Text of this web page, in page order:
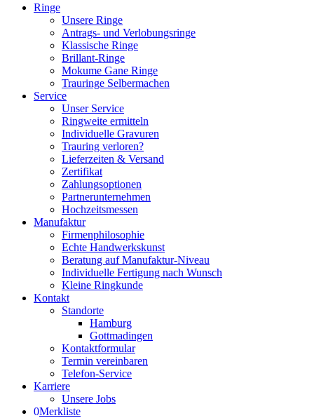
Ringe
Unsere Ringe
Antrags- und Verlobungsringe
Klassische Ringe
Brillant-Ringe
Mokume Gane Ringe
Trauringe Selbermachen
Service
Unser Service
Ringweite ermitteln
Individuelle Gravuren
Trauring verloren?
Lieferzeiten & Versand
Zertifikat
Zahlungsoptionen
Partnerunternehmen
Hochzeitsmessen
Manufaktur
Firmenphilosophie
Echte Handwerkskunst
Beratung auf Manufaktur-Niveau
Individuelle Fertigung nach Wunsch
Kleine Ringkunde
Kontakt
Standorte
Hamburg
Gottmadingen
Kontaktformular
Termin vereinbaren
Telefon-Service
Karriere
Unsere Jobs
0Merkliste